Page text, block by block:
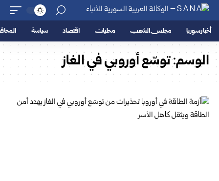
أخبار سوريا مجلس الشعب محليات اقتصاد سياسة
الوسم:توسّع أوروبي في الغاز